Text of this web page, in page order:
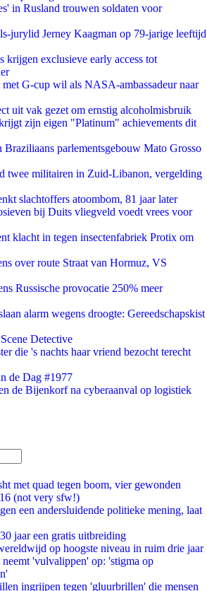
in Rusland trouwen soldaten voor
jurylid Jerney Kaagman op 79-jarige leeftijd
krijgen exclusieve early access tot
G-cup wil als NASA-ambassadeur naar
uit vak gezet om ernstig alcoholmisbruik
zijn eigen "Platinum" achievements dit
Braziliaans parlementsgebouw Mato Grosso
twee militairen in Zuid-Libanon, vergelding
slachtoffers atoombom, 81 jaar later
bij Duits vliegveld voedt vrees voor
klacht in tegen insectenfabriek Protix om
over route Straat van Hormuz, VS
Russische provocatie 250% meer
alarm wegens droogte: Gereedschapskist
Detective
die 's nachts haar vriend bezocht terecht
de Dag #1977
de Bijenkorf na cyberaanval op logistiek
met quad tegen boom, vier gewonden
(not very sfw!)
een andersluidende politieke mening, laat
jaar een gratis uitbreiding
op hoogste niveau in ruim drie jaar
'vulvalippen' op: 'stigma op
ingrijpen tegen 'gluurbrillen' die mensen